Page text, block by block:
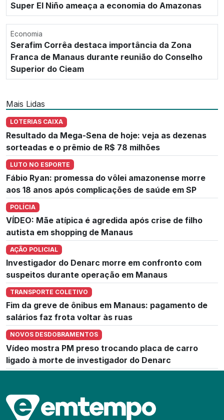
Super El Niño ameaça a economia do Amazonas
Economia
Serafim Corrêa destaca importância da Zona
Franca de Manaus durante reunião do Conselho
Superior do Cieam
Mais Lidas
LOTERIAS CAIXA
Resultado da Mega-Sena de hoje: veja as dezenas
sorteadas e o prêmio de R$ 78 milhões
LUTO NO ESPORTE
Fábio Ryan: promessa do vôlei amazonense morre
aos 18 anos após complicações de saúde em SP
POLÍCIA
VÍDEO: Mãe atípica é agredida após crise de filho
autista em shopping de Manaus
AÇÃO POLICIAL
Investigador do Denarc morre em confronto com
suspeitos durante operação em Manaus
TRANSPORTE COLETIVO
Fim da greve de ônibus em Manaus: pagamento de
salários faz frota voltar às ruas
NOVOS DESDOBRAMENTOS
Vídeo mostra PM preso trocando placa de carro
ligado à morte de investigador do Denarc